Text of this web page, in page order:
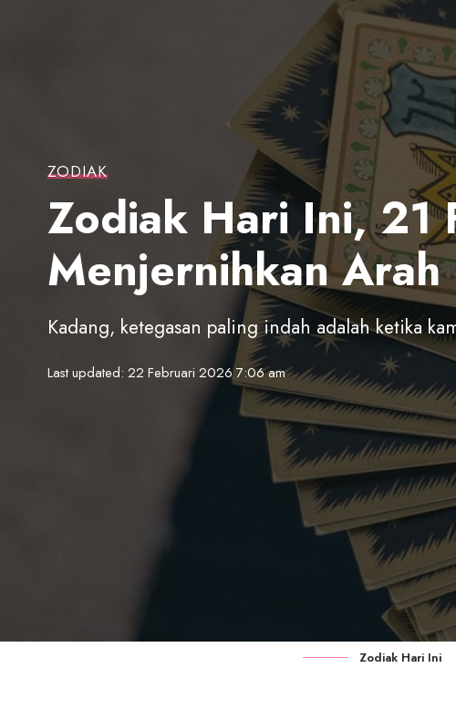
ZODIAK
Zodiak Hari Ini, 21
Menjernihkan Arah
Kadang, ketegasan paling indah adalah ketika
Last updated: 22 Februari 2026 7:06 am
Zodiak Hari Ini